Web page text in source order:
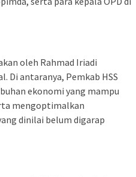
oleh Rahmad Iriadi
Di antaranya, Pemkab HSS
ekonomi yang mampu
mengoptimalkan
dinilai belum digarap